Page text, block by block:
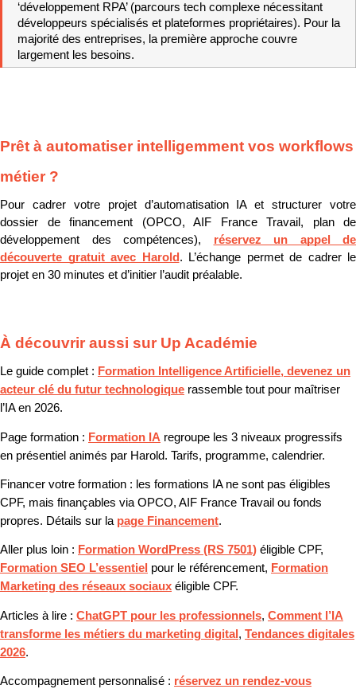
‘développement RPA’ (parcours tech complexe nécessitant
développeurs spécialisés et plateformes propriétaires). Pour la
majorité des entreprises, la première approche couvre
largement les besoins.
Prêt à automatiser intelligemment vos workflows
métier ?
Pour cadrer votre projet d’automatisation IA et structurer votre
dossier de financement (OPCO, AIF France Travail, plan de
développement des compétences), réservez un appel de
découverte gratuit avec Harold. L’échange permet de cadrer le
projet en 30 minutes et d’initier l’audit préalable.
À découvrir aussi sur Up Académie
Le guide complet : Formation Intelligence Artificielle, devenez un
acteur clé du futur technologique rassemble tout pour maîtriser
l’IA en 2026.
Page formation : Formation IA regroupe les 3 niveaux progressifs
en présentiel animés par Harold. Tarifs, programme, calendrier.
Financer votre formation : les formations IA ne sont pas éligibles
CPF, mais finançables via OPCO, AIF France Travail ou fonds
propres. Détails sur la page Financement.
Aller plus loin : Formation WordPress (RS 7501) éligible CPF,
Formation SEO L’essentiel pour le référencement, Formation
Marketing des réseaux sociaux éligible CPF.
Articles à lire : ChatGPT pour les professionnels, Comment l’IA
transforme les métiers du marketing digital , Tendances digitales
2026.
Accompagnement personnalisé : réservez un rendez-vous